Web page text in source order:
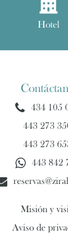
Hotel
434 105
443 273
443 273
443 842
Misión y
Aviso de